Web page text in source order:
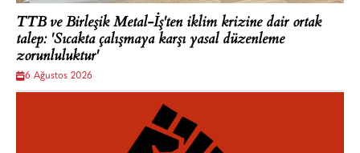
TTB ve Birleşik Metal-İş'ten iklim krizine dair ortak
talep: 'Sıcakta çalışmaya karşı yasal düzenleme
zorunluluktur'
6 Ağustos 2026